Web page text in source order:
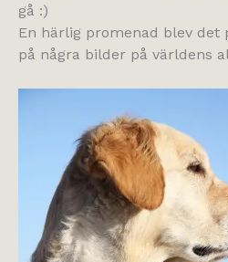
gå :)
En härlig promenad blev det
på några bilder på världens